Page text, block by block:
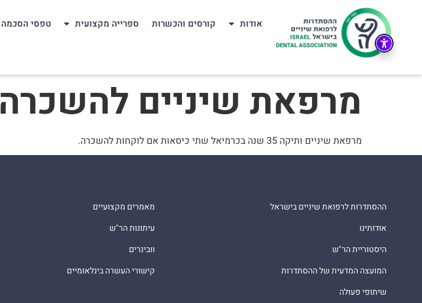
אודות קורסים והכשרות ספרייה מקצועית טפסי הסכמה
‏מרפאת שיניים להשכרה
‏מרפאת שיניים ותיקה 35 שנה בכרמיאל שתי כיסאות אם לוקחות להשכרה.
ההסתדרות לרפואת שיניים בישראל
אודותינו
היסטוריית הר"ש
המועצה המדעית של ההסתדרות
שיתופי פעולה
מאמרים מקצועיים
עיתונות הר"ש
וובינרים
קישורי העשרה בינלאומיים